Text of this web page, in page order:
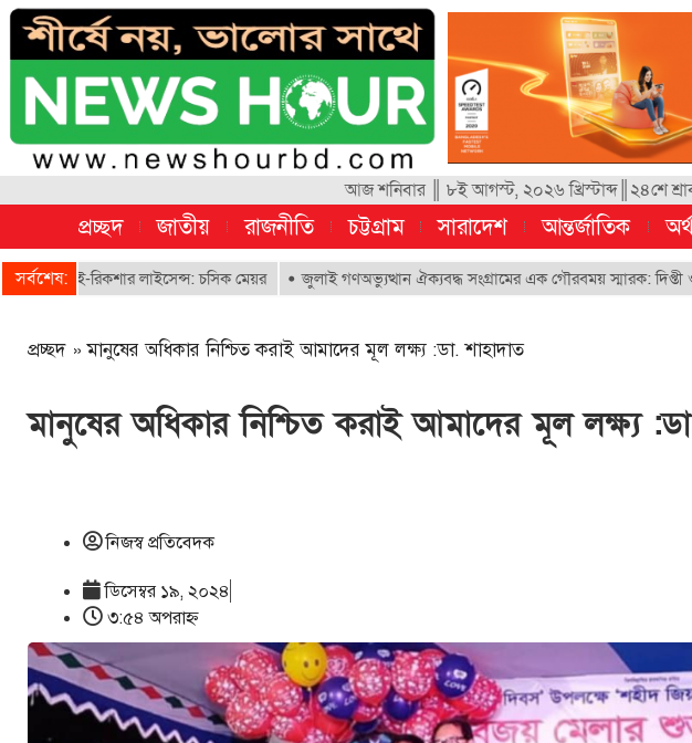
আজ শনিবার ║ ৮ই আগস্ট, ২০২৬ খ্রিস্টাব্দ║২৪শে
প্রচ্ছদ জাতীয় রাজনীতি চট্টগ্রাম সারাদেশ আন্তর্জাতিক
সর্বশেষ:
ই-রিকশার লাইসেন্স: চসিক মেয়র জুলাই গণঅভ্যুত্থান ঐক্যবদ্ধ সংগ্রামের এক গৌরবময় স্মারক: দিপ্তী ও শাহেদ
প্রচ্ছদ »মানুষের অধিকার নিশ্চিত করাই আমাদের মূল লক্ষ্য :ডা. শাহাদাত
মানুষের অধিকার নিশ্চিত করাই আমাদের মূল লক্ষ্য
নিজস্ব প্রতিবেদক
ডিসেম্বর ১৯, ২০২৪
৩:৫৪ অপরাহ্ণ